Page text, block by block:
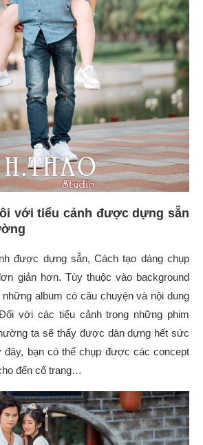
với tiểu cảnh được dựng sẵn
được dựng sẵn, Cách tạo dáng chụp
giản hơn. Tùy thuộc vào background
album có câu chuyện và nội dung
với các tiểu cảnh trong những phim
ta sẽ thấy được dàn dựng hết sức
bạn có thể chụp được các concept
đến cổ trang…